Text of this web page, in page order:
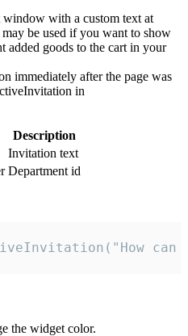
window with a custom text at
be used if you want to show
added goods to the cart in your
immediately after the page was
in
Description
Invitation text
Department id
the widget color.